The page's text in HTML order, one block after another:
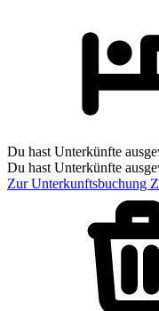
Du hast Unterkünfte
Du hast Unterkünfte
Zur Unterkunftsbuchung